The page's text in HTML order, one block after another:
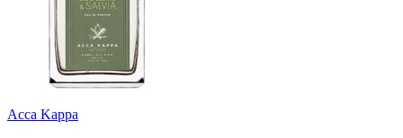
Acca Kappa